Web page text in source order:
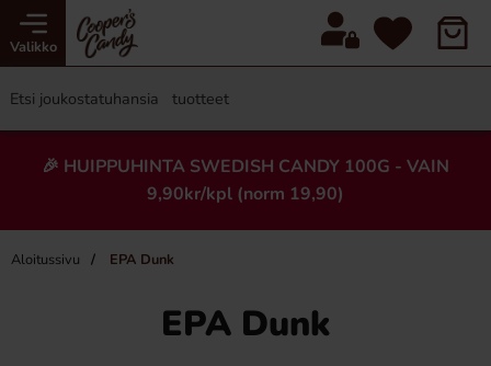
Valikko
🎉 HUIPPUHINTA SWEDISH CANDY 100G - VAIN
9,90kr/kpl (norm 19,90)
Aloitussivu EPA Dunk
EPA Dunk